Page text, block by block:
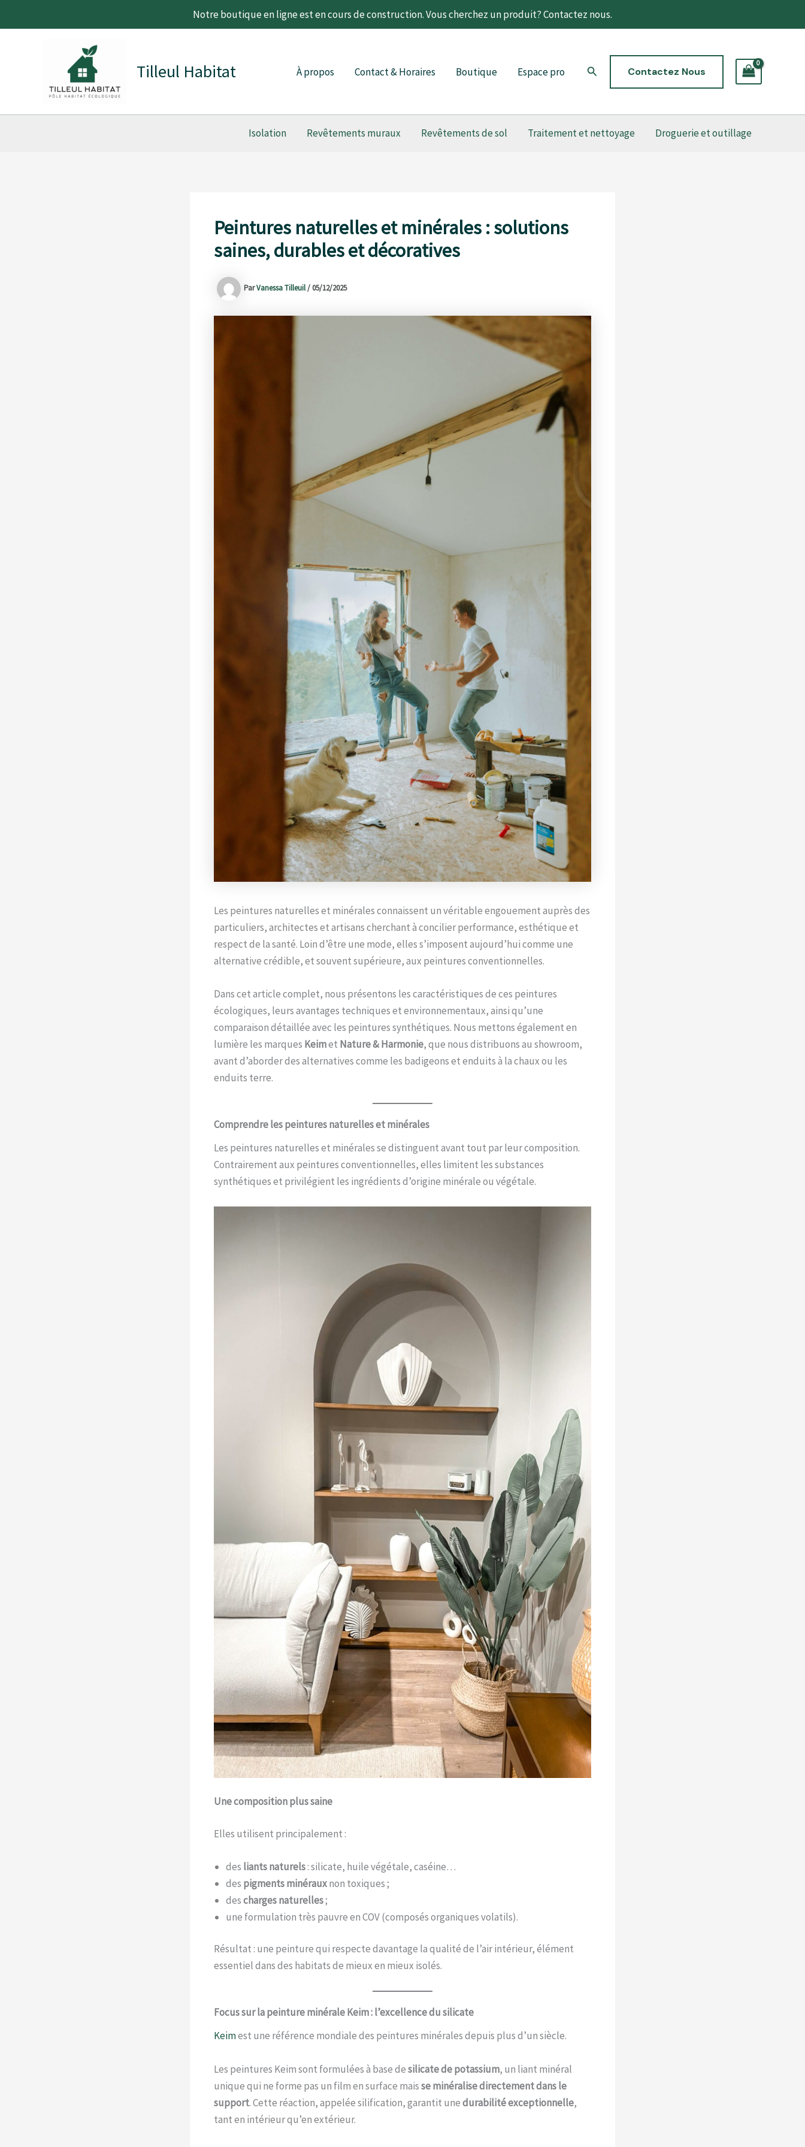
Notre boutique en ligne est en cours de construction. Vous cherchez un produit? Contactez nous.
Tilleul Habitat À propos Contact & Horaires Boutique Espace pro RechercherContactez Nous
Isolation Revêtements muraux Revêtements de sol Traitement et nettoyage Droguerie et outillage
Peintures naturelles et minérales : solutions
saines, durables et décoratives
ParVanessa Tilleuil/ 05/12/2025
Les peintures naturelles et minérales connaissent un véritable engouement auprès des
particuliers, architectes et artisans cherchant à concilier performance, esthétique et
respect de la santé. Loin d’être une mode, elles s’imposent aujourd’hui comme une
alternative crédible, et souvent supérieure, aux peintures conventionnelles.
Dans cet article complet, nous présentons les caractéristiques de ces peintures
écologiques, leurs avantages techniques et environnementaux, ainsi qu’une
comparaison détaillée avec les peintures synthétiques. Nous mettons également en
lumière les marques Keimet Nature & Harmonie, que nous distribuons au showroom,
avant d’aborder des alternatives comme les badigeons et enduits à la chaux ou les
enduits terre.
Comprendre les peintures naturelles et minérales
Les peintures naturelles et minérales se distinguent avant tout par leur composition.
Contrairement aux peintures conventionnelles, elles limitent les substances
synthétiques et privilégient les ingrédients d’origine minérale ou végétale.
Une composition plus saine
Elles utilisent principalement :
des liants naturels: silicate, huile végétale, caséine…
des pigments minérauxnon toxiques ;
descharges naturelles;
une formulation très pauvre en COV (composés organiques volatils).
Résultat : une peinture qui respecte davantage la qualité de l’air intérieur, élément
essentiel dans des habitats de mieux en mieux isolés.
Focus sur la peinture minérale Keim : l’excellence du silicate
Keimest une référence mondiale des peintures minérales depuis plus d’un siècle.
Les peintures Keim sont formulées à base desilicate de potassium, un liant minéral
unique qui ne forme pas un film en surface maisse minéralise directement dans le
support. Cette réaction, appelée silification, garantit unedurabilité exceptionnelle,
tant en intérieur qu’en extérieur.